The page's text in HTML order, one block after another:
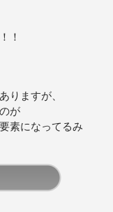
！
りますが、
が
素になってるみ